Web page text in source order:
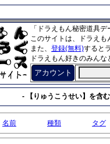
「ドラえもん秘密道具
このサイトは、ドラえ
また、 登録(無料)すると
ドラえもん好きのみん
アカウント
- 【りゅうこうせい】を含
名前 種類 タグ